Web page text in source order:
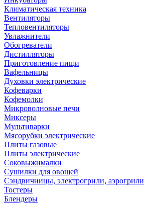
Климатическая техника
Вентиляторы
Тепловентиляторы
Увлажнители
Обогреватели
Дистилляторы
Приготовление пищи
Вафельницы
Духовки электрические
Кофеварки
Кофемолки
Микроволновые печи
Миксеры
Мультиварки
Мясорубки электрические
Плиты газовые
Плиты электрические
Соковыжималки
Сушилки для овощей
Сэндвичницы, электрогрили, аэрогрили
Тостеры
Блендеры